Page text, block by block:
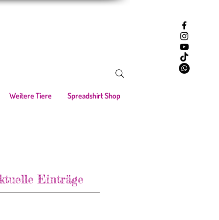
Weitere Tiere Spreadshirt Shop
Einträge